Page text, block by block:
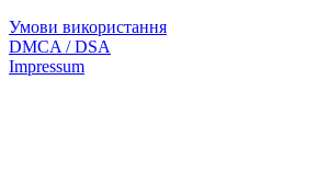
Умови використання
DMCA / DSA
Impressum